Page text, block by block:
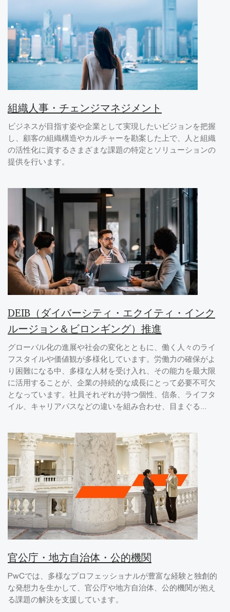
組織人事・チェンジマネジメント
ビジネスが目指す姿や企業として実現したいビジョンを把握
し、顧客の組織構造やカルチャーを勘案した上で、人と組織
の活性化に資するさまざまな課題の特定とソリューションの
提供を行います。
DEIB（ダイバーシティ・エクイティ・インク
ルージョン＆ビロンギング）推進
グローバル化の進展や社会の変化とともに、働く人々のライ
フスタイルや価値観が多様化しています。労働力の確保がよ
り困難になる中、多様な人材を受け入れ、その能力を最大限
に活用することが、企業の持続的な成長にとって必要不可欠
となっています。社員それぞれが持つ個性、信条、ライフタ
イル、キャリアパスなどの違いを組み合わせ、目まぐる...
官公庁・地方自治体・公的機関
PwCでは、多様なプロフェッショナルが豊富な経験と独創的
な発想力を生かして、官公庁や地方自治体、公的機関が抱え
る課題の解決を支援しています。